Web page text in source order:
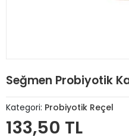
Seğmen Probiyotik
Kategori: Probiyotik Reçel
133,50 TL